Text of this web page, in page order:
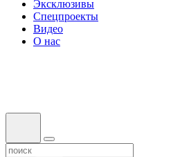
Эксклюзивы
Спецпроекты
Видео
О нас